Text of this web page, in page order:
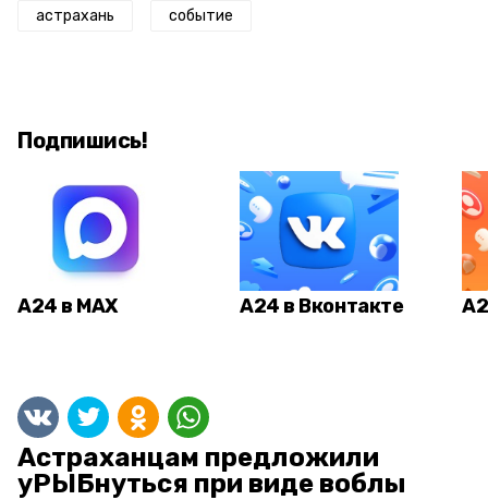
астрахань событие
Подпишись!
А24 в MAX А24 в Вконтакте
Астраханцам предложили
уРЫБнуться при виде воблы